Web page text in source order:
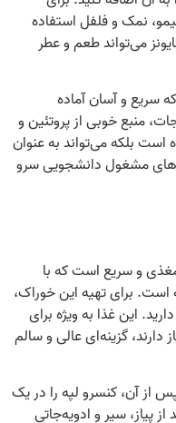
نمک و فلفل استفاده
می‌تواند طعم و عطر
سریع و آسان آماده
منبع خوبی از پروتئین و
است بلکه می‌تواند به عنوان
مشغول دانشجویی سرو
و سریع است که با
است. برای تهیه این خوراک،
این غذا به ویژه برای
دارند، گزینه‌ای عالی و سالم
پس از آن، کنسرو لپه را در یک
از پیاز، سیر و ادویه‌جاتی